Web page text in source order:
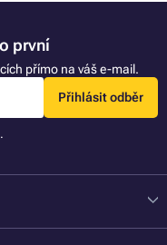
první
přímo na váš e-mail.
Přihlásit odběr
.